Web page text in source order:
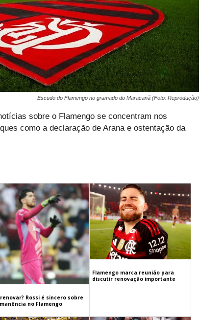
Escudo do Flamengo no gramado do Maracanã (Foto: Reprodução)
sobre o Flamengo se concentram nos
como a declaração de Arana e ostentação da
Rossi é sincero sobre
no Flamengo
Flamengo marca reunião para
discutir renovação importante